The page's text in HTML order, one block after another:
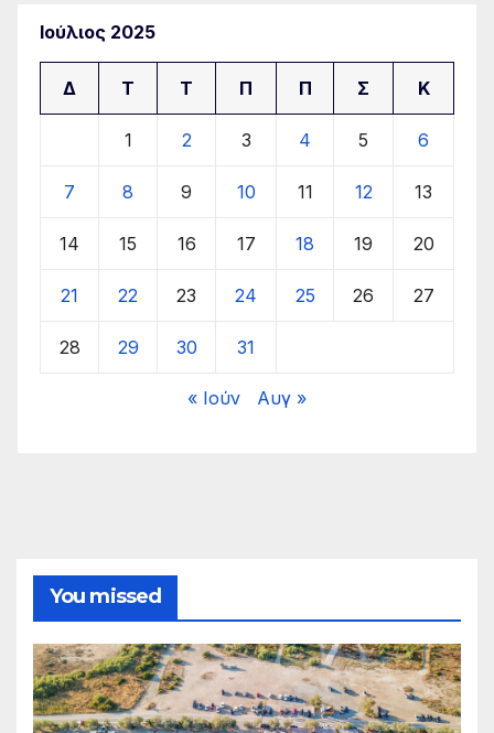
Ιούλιος 2025
Δ Τ Τ Π Π Σ Κ
1 2 3 4 5 6
7 8 9 10 11 12 13
14 15 16 17 18 19 20
21 22 23 24 25 26 27
28 29 30 31
« Ιούν Αυγ »
You missed